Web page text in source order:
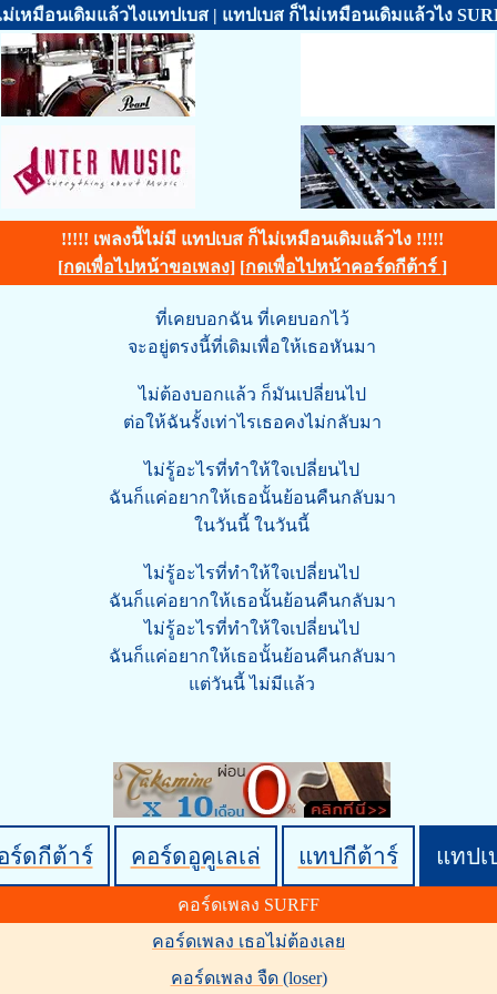
เหมือนเดิมแล้วไงแทปเบส | แทปเบส ก็ไม่เหมือนเดิมแล้วไง
!!!!! เพลงนี้ไม่มี แทปเบส ก็ไม่เหมือนเดิมแล้วไง !!!!!
[กดเพื่อไปหน้าขอเพลง] [กดเพื่อไปหน้าคอร์ดกีต้าร์ ]
ที่เคยบอกฉัน ที่เคยบอกไว้
จะอยู่ตรงนี้ที่เดิมเพื่อให้เธอหันมา
ไม่ต้องบอกแล้ว ก็มันเปลี่ยนไป
ต่อให้ฉันรั้งเท่าไรเธอคงไม่กลับมา
ไม่รู้อะไรที่ทำให้ใจเปลี่ยนไป
ฉันก็แค่อยากให้เธอนั้นย้อนคืนกลับมา
ในวันนี้ ในวันนี้
ไม่รู้อะไรที่ทำให้ใจเปลี่ยนไป
ฉันก็แค่อยากให้เธอนั้นย้อนคืนกลับมา
ไม่รู้อะไรที่ทำให้ใจเปลี่ยนไป
ฉันก็แค่อยากให้เธอนั้นย้อนคืนกลับมา
แต่วันนี้ ไม่มีแล้ว
ร์ดกีต้าร์ คอร์ดอูคูเลเล่ แทปกีต้าร์ แทปเ
คอร์ดเพลง SURFF
คอร์ดเพลง เธอไม่ต้องเลย
คอร์ดเพลง จืด (loser)